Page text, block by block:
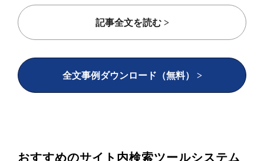
記事全文を読む >
全文事例ダウンロード（無料） >
おすすめのサイト内検索ツールシステム